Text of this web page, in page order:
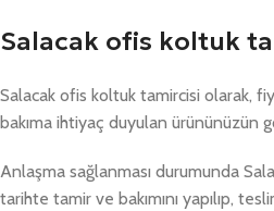
Salacak ofis koltuk
Salacak ofis koltuk tamircisi olarak,
bakıma ihtiyaç duyulan
Anlaşma sağlanması durumunda
tarihte tamir ve bakımını yapılıp,